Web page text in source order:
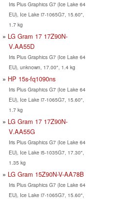
Iris Plus Graphics G7 (Ice Lake 64
EU), Ice Lake i7-1065G7, 15.60",
1.7 kg
LG Gram 17 17Z90N-
V.AA55D
Iris Plus Graphics G7 (Ice Lake 64
EU), unknown, 17.00", 1.4 kg
HP 15s-fq1090ns
Iris Plus Graphics G7 (Ice Lake 64
EU), Ice Lake i7-1065G7, 15.60",
1.7 kg
LG Gram 17 17Z90N-
V.AA55G
Iris Plus Graphics G7 (Ice Lake 64
EU), Ice Lake i5-1035G7, 17.30",
1.35 kg
LG Gram 15Z90N-V-AA78B
Iris Plus Graphics G7 (Ice Lake 64
EU), Ice Lake i7-1065G7, 15.60",